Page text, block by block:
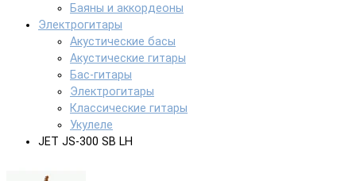
Баяны и аккордеоны
Электрогитары
Акустические басы
Акустические гитары
Бас-гитары
Электрогитары
Классические гитары
Укулеле
JET JS-300 SB LH